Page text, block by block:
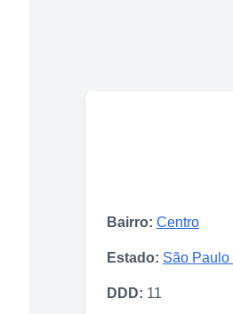
Bairro: Centro
Estado: São Paulo
DDD: 11